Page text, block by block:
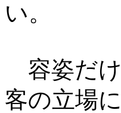
い。
容姿だけ
客の立場